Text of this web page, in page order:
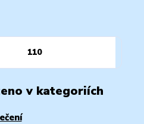
110
v kategoriích